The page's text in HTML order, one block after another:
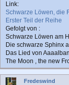
Link:
Schwarze Löwen, die
Erster Teil der Reihe
Gefolgt von :
Schwarze Löwen am
Die schwarze Sphinx
Das Lied von
The Moon , the new
Fredeswind